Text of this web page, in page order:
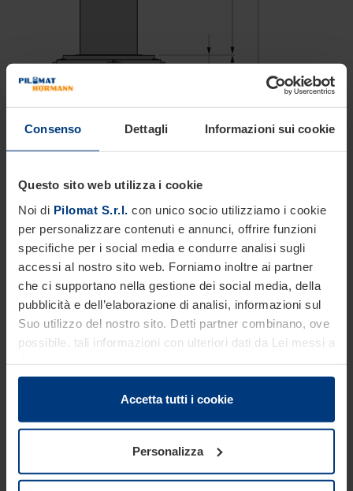
Consenso Dettagli Informazioni sui cookie
Questo sito web utilizza i cookie
Noi di Pilomat S.r.l. con unico socio utilizziamo i cookie
per personalizzare contenuti e annunci, offrire funzioni
specifiche per i social media e condurre analisi sugli
accessi al nostro sito web. Forniamo inoltre ai partner
che ci supportano nella gestione dei social media, della
pubblicità e dell’elaborazione di analisi, informazioni sul
Suo utilizzo del nostro sito. Detti partner combinano, ove
possibile, tali informazioni con ulteriori dati da Lei messi a
con il Suo impiego dei servizi offerti.
Le disposizioni di legge ci autorizzano a salvare i cookie
sul Suo dispositivo in tutti quei casi in cui essi sono
sito. Per tutti gli altri tipi di cookie, necessitiamo del Suo
consenso. Lei ha comunque facoltà di modificare o
Accetta tutti i cookie
Personalizza